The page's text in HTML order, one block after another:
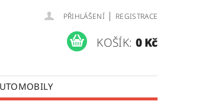
PŘIHLÁŠENÍ | REGISTRACE
KOŠÍK: 0 Kč